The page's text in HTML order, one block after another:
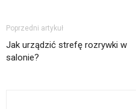
Poprzedni artykuł
Jak urządzić strefę rozrywki w
salonie?